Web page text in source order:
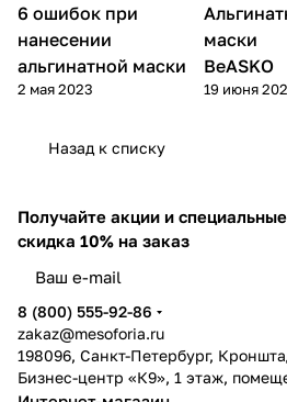
Уход за лицом
6 ошибок при
нанесении
альгинатной маски
2 мая 2023
Уход за
лицом
маски
BeASKO
19 июня
Назад к списку
Получайте акции и
скидка 10% на заказ
8 (800) 555-92-86
zakaz@mesoforia.ru
198096, Санкт-Петербург,
Бизнес-центр «К9», 1 этаж,